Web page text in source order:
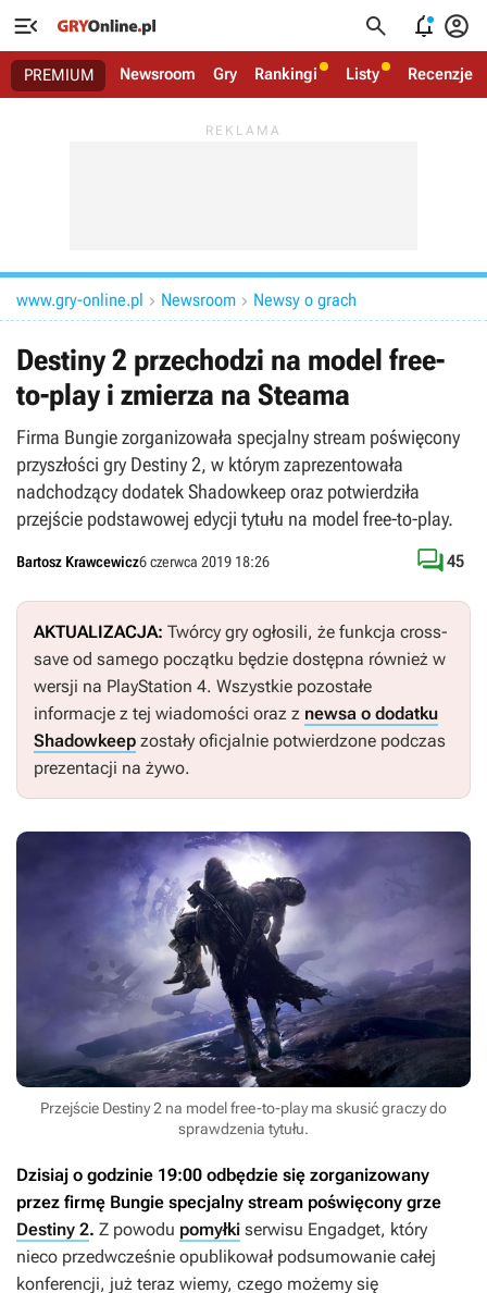
   
PREMIUM Newsroom Gry Rankingi Listy Recenzje
www.gry-online.pl  Newsroom  Newsy o grach
Destiny 2 przechodzi na model free-
to-play i zmierza na Steama
Firma Bungie zorganizowała specjalny stream poświęcony
przyszłości gry Destiny 2, w którym zaprezentowała
nadchodzący dodatek Shadowkeep oraz potwierdziła
przejście podstawowej edycji tytułu na model free-to-play.
Bartosz Krawcewicz6 czerwca 2019 18:26 45
AKTUALIZACJA: Twórcy gry ogłosili, że funkcja cross-
save od samego początku będzie dostępna również w
wersji na PlayStation 4. Wszystkie pozostałe
informacje z tej wiadomości oraz z newsa o dodatku
Shadowkeep zostały oficjalnie potwierdzone podczas
prezentacji na żywo.
Przejście Destiny 2 na model free-to-play ma skusić graczy do
sprawdzenia tytułu.
Dzisiaj o godzinie 19:00 odbędzie się zorganizowany
przez firmę Bungie specjalny stream poświęcony grze
Destiny 2. Z powodu pomyłki serwisu Engadget, który
nieco przedwcześnie opublikował podsumowanie całej
konferencji, już teraz wiemy, czego możemy się